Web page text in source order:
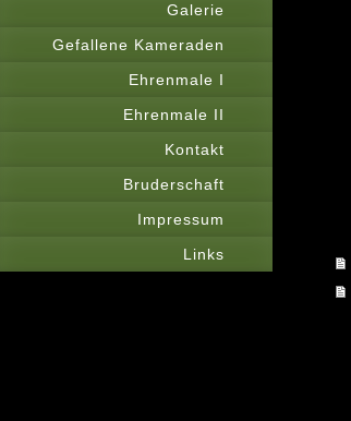
Galerie
Gefallene Kameraden
Ehrenmale I
Ehrenmale II
Kontakt
Bruderschaft
Impressum
Links